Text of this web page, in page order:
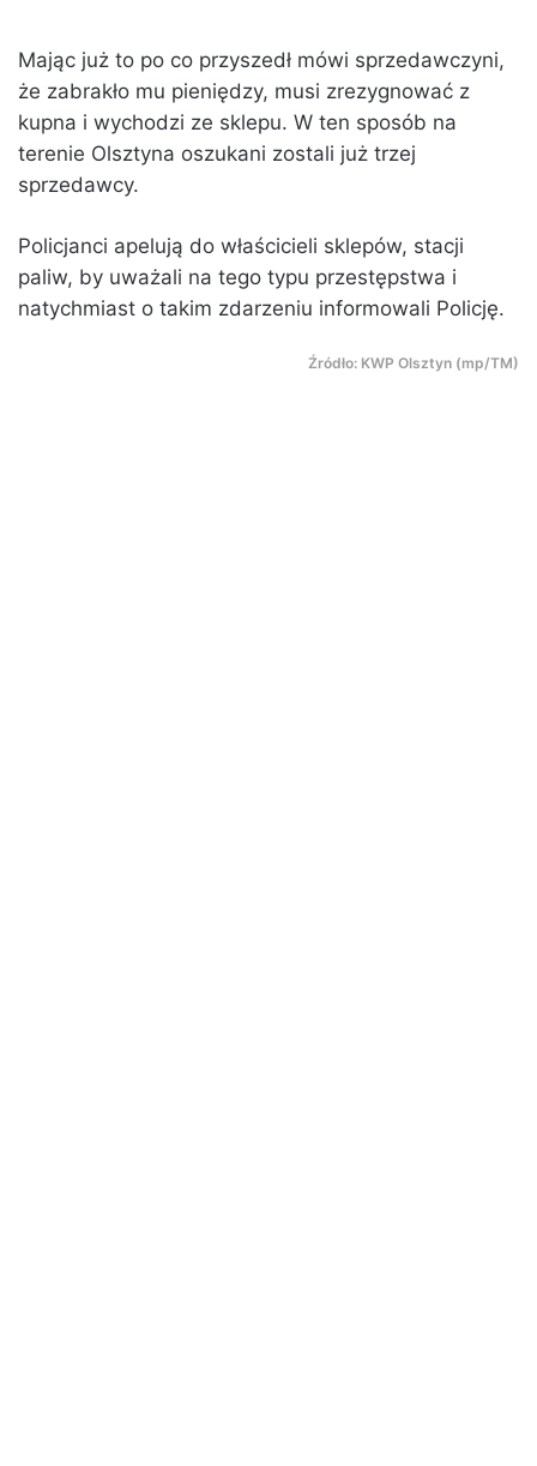
Mając już to po co przyszedł mówi sprzedawczyni,
że zabrakło mu pieniędzy, musi zrezygnować z
kupna i wychodzi ze sklepu. W ten sposób na
terenie Olsztyna oszukani zostali już trzej
sprzedawcy.
Policjanci apelują do właścicieli sklepów, stacji
paliw, by uważali na tego typu przestępstwa i
natychmiast o takim zdarzeniu informowali Policję.
Źródło: KWP Olsztyn (mp/TM)